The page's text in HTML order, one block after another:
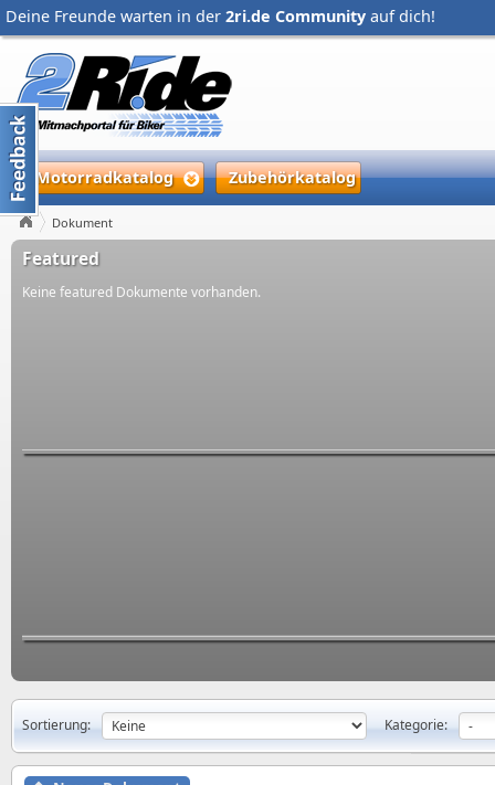
Deine Freunde warten in der 2ri.de Community auf dich!
Motorradkatalog Zubehörkatalog
Dokument
Featured
Keine featured Dokumente vorhanden.
Sortierung: Kategorie: